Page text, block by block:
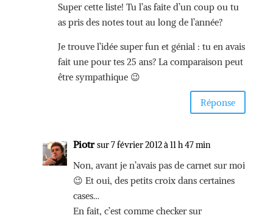
Super cette liste! Tu l’as faite d’un coup ou tu
as pris des notes tout au long de l’année?
Je trouve l’idée super fun et génial : tu en avais
fait une pour tes 25 ans? La comparaison peut
être sympathique 😉
Réponse
Piotr sur 7 février 2012 à 11 h 47 min
Non, avant je n’avais pas de carnet sur moi
😉 Et oui, des petits croix dans certaines
cases…
En fait, c’est comme checker sur